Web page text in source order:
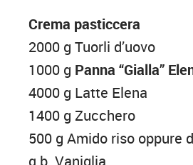
Crema pasticcera
2000 g Tuorli d’uovo
1000 g Panna “Gialla”
4000 g Latte Elena
1400 g Zucchero
500 g Amido riso oppure
q.b. Vaniglia